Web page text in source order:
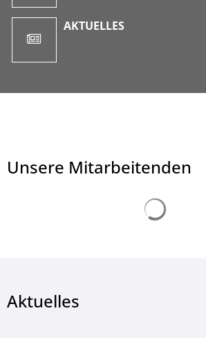
AKTUELLES
Unsere Mitarbeitenden
Aktuelles